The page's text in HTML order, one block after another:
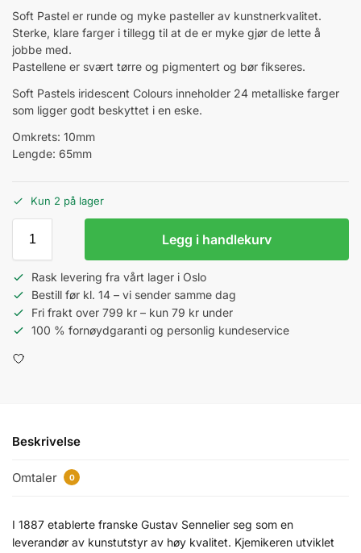
Soft Pastel er runde og myke pasteller av kunstnerkvalitet.
Sterke, klare farger i tillegg til at de er myke gjør de lette å
jobbe med.
Pastellene er svært tørre og pigmentert og bør fikseres.
Soft Pastels iridescent Colours inneholder 24 metalliske farger
som ligger godt beskyttet i en eske.
Omkrets: 10mm
Lengde: 65mm
Kun 2 på lager
Legg i handlekurv
Rask levering fra vårt lager i Oslo
Bestill før kl. 14 – vi sender samme dag
Fri frakt over 799 kr – kun 79 kr under
100 % fornøydgaranti og personlig kundeservice
Beskrivelse
Omtaler 0
I 1887 etablerte franske Gustav Sennelier seg som en
leverandør av kunstutstyr av høy kvalitet. Kjemikeren utviklet